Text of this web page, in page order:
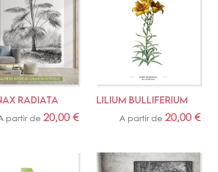
RADIATA
partir de 20,00 €
LILIUM BULLIFERIUM
A partir de 20,00 €